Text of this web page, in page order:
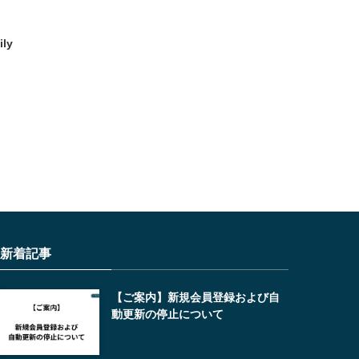
新着記事
【ご案内】新規会員登録および自
動更新の停止について